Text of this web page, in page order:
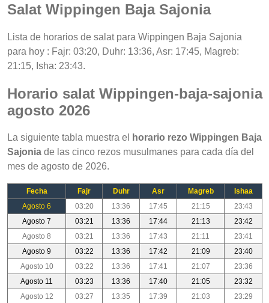
Salat Wippingen Baja Sajonia
Lista de horarios de salat para Wippingen Baja Sajonia
para hoy : Fajr: 03:20, Duhr: 13:36, Asr: 17:45, Magreb:
21:15, Isha: 23:43.
Horario salat Wippingen-baja-sajonia
agosto 2026
La siguiente tabla muestra el
horario rezo Wippingen Baja
Sajonia de las cinco rezos musulmanes para cada día del
mes de agosto de 2026.
Fecha Fajr Duhr Asr Magreb
Ishaa
Agosto 6
03:20 13:36 17:45 21:15
23:43
Agosto 7
03:21 13:36 17:44 21:13
23:42
Agosto 8
03:21 13:36 17:43 21:11
23:41
Agosto 9
03:22 13:36 17:42 21:09
23:40
Agosto 10
03:22 13:36 17:41 21:07
23:36
Agosto 11
03:23 13:36 17:40 21:05
23:32
Agosto 12
03:27 13:35 17:39 21:03
23:29